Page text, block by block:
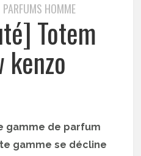
PARFUMS HOMME
Totem
kenzo
gamme de parfum
gamme se décline